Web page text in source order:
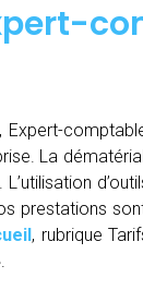
Expert-
La
L’utilisation
prestations
, rubrique